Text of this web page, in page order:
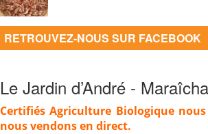
RETROUVEZ-NOUS SUR FACEBOOK
Le Jardin d’André -
Certifiés Agriculture Biologique
nous vendons en direct.